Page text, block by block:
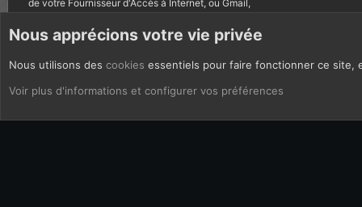
de votre Fournisseur d'Accès à Internet, ou Gmail,
CoOkies Français (FR)
Nous apprécions votre vie privée
Nous utilisons des cookies essentiels pour faire fonctionner ce site,
Voir plus d'informations et configurer vos préférences